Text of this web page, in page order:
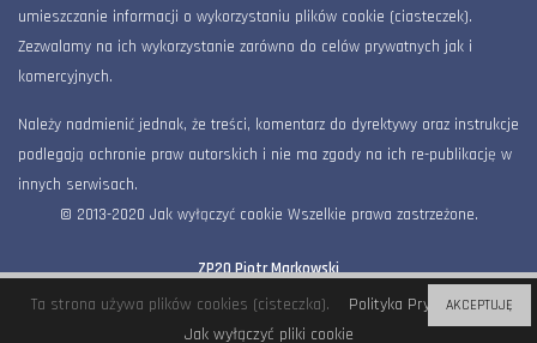
umieszczanie informacji o wykorzystaniu plików cookie (ciasteczek).
Zezwalamy na ich wykorzystanie zarówno do celów prywatnych jak i
komercyjnych.
Należy nadmienić jednak, że treści, komentarz do dyrektywy oraz instrukcje
podlegają ochronie praw autorskich i nie ma zgody na ich re-publikację w
innych serwisach.
© 2013-2020 Jak wyłączyć cookie Wszelkie prawa zastrzeżone.
ZP20 Piotr Markowski
Al. KEN 36 / 112B, 02-797 Warszawa
office@zp20.pl 733644002
Ta strona używa plików cookies (cisteczka).
Polityka Prywatności
Jak wyłączyć pliki cookie
AKCEPTUJĘ